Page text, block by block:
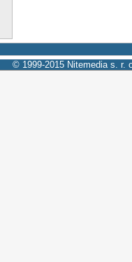
© 1999-2015 Nitemedia s. r.